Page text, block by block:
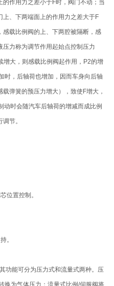
作用力之差小于F时，阀门不动；当
、下两端面上的作用力之差大于F
载比例阀的上、下两腔被隔断，感
力称为调节作用起始点控制压力
增大，则感载比例阀起作用，P2的增
时，后轴荷也增加，因而车身向后轴
弹簧的预压力增大），致使F增大，
动时会随汽车后轴荷的增减而成比例
节。
位置控制。
。
功能可分为压力式和流量式两种。压
换为气体压力；流量式比例/伺服阀将